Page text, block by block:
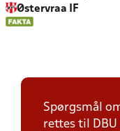
Østervraa IF
Spørgsmål
rettes til DBU